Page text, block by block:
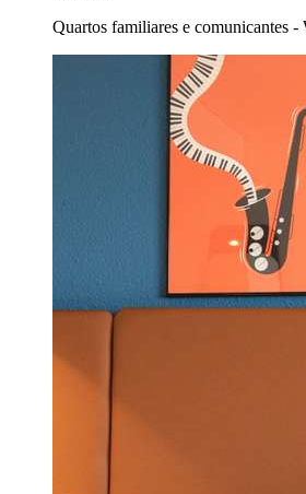
Quartos familiares e comunicantes